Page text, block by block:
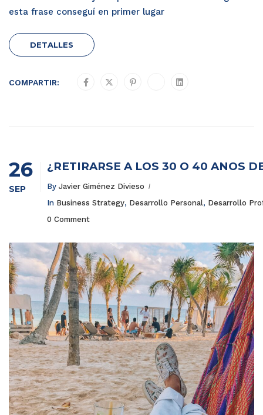
esta frase conseguí en primer lugar
DETALLES
COMPARTIR:
26
SEP
¿RETIRARSE A LOS 30 O 40 AÑOS
By Javier Giménez Divieso
In Business Strategy, Desarrollo Personal, Desarrollo
0 Comment